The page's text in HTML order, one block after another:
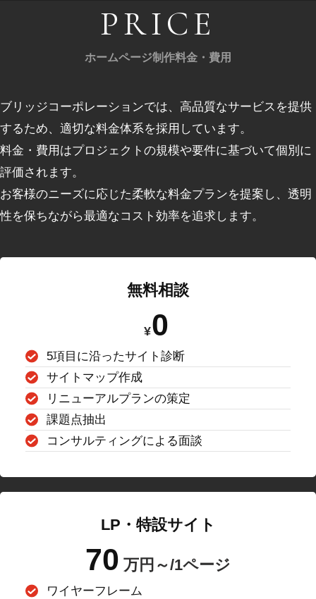
PRICE
ホームページ制作料金・費用
ブリッジコーポレーションでは、⾼品質なサービスを提供
するため、適切な料⾦体系を採⽤しています。
料⾦・費用はプロジェクトの規模や要件に基づいて個別に
評価されます。
お客様のニーズに応じた柔軟な料⾦プランを提案し、透明
性を保ちながら最適なコスト効率を追求します。
無料相談
¥0
5項目に沿ったサイト診断
サイトマップ作成
リニューアルプランの策定
課題点抽出
コンサルティングによる面談
LP・特設サイト
70 万円～/1ページ
ワイヤーフレーム